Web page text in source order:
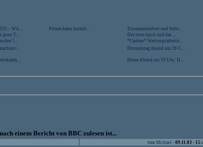
– Wil... Forum kann zurzeit...
Zusammenarbeit und Seite...
goes T...
Der erste April und das ...
!...
*Update* Wartungsarbeite...
Donnerstag Abend um 19 U...
Heute Abend um 19 Uhr: D...
einem Bericht von BBC zulesen ist...
von Michael - 09.11.03 -